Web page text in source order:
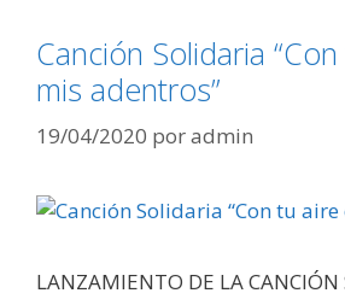
Canción Solidaria
mis adentros”
19/04/2020 poradmin
LANZAMIENTO DE LA CANCIÓN